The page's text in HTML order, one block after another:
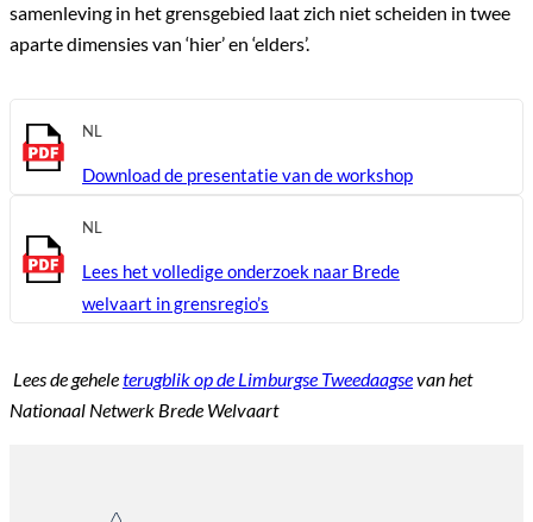
samenleving in het grensgebied laat zich niet scheiden in twee
aparte dimensies van ‘hier’ en ‘elders’.
NL
Download de presentatie van de workshop
NL
Lees het volledige onderzoek naar Brede
welvaart in grensregio’s
Lees de geheleterugblik op de Limburgse Tweedaagsevan het
Nationaal Netwerk Brede Welvaart